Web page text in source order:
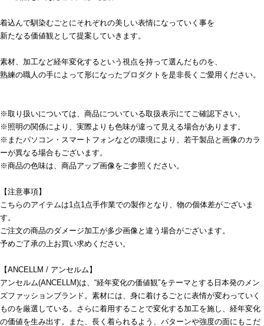
着込んで馴染むごとにそれぞれの美しい表情になっていく事を
新たなる価値観として提案していきます。
素材、加工など経年変化するという視点を持って選んだものを、
熟練の職人の手によって形になったプロダクトを是非長くご愛用ください。
※取り扱いについては、商品についている取扱表示にてご確認下さい。
※照明の関係により、実際よりも色味が違って見える場合があります。
※またパソコン・スマートフォンなどの環境により、若干製品と画像のカラ
ーが異なる場合もございます。
※商品の色味は、商品アップ画像をご参照ください。
【注意事項】
こちらのアイテムは1点1点手作業での製作となり、物の個体差がございま
す。
ご注文の商品のダメージ加工が多少画像と違う場合がございます。
予めご了承の上お買い求めください。
【ANCELLM / アンセルム】
アンセルム(ANCELLM)は、“経年変化の価値観”をテーマとする日本発のメン
ズファッションブランド。素材には、身に着けるごとに表情が変わっていく
ものを厳選している。さらに着用することで変化する加工を施し、経年変化
の価値を生み出す。また、長く着られるよう、パターンや強度の面にもこだ